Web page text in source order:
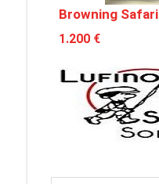
Browning Safari
1.200 €